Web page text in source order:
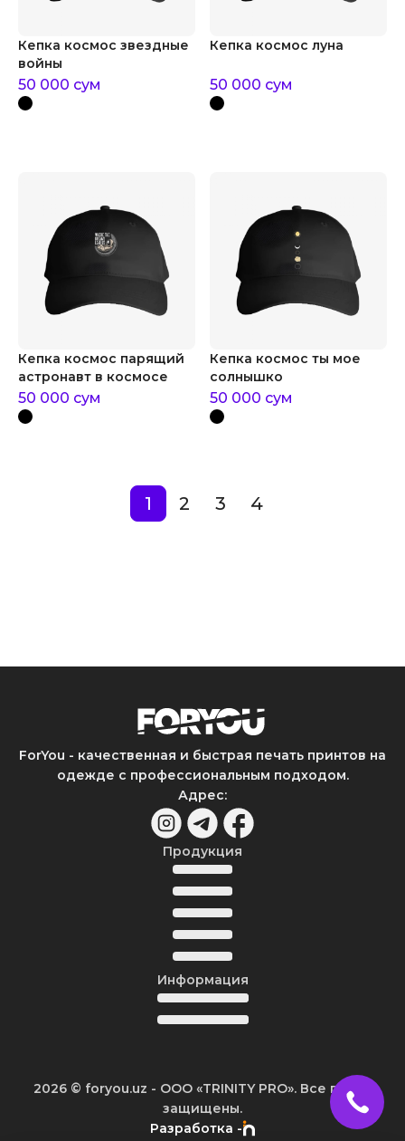
Кепка космос звездные
войны
50 000 сум
Кепка космос луна
50 000 сум
Кепка космос парящий
астронавт в космосе
50 000 сум
Кепка космос ты мое
солнышко
50 000 сум
1 2 3 4
ForYou - качественная и быстрая печать принтов на
одежде с профессиональным подходом.
Адрес:
Продукция
Информация
2026 © foryou.uz - ООО «TRINITY PRO». Все права
защищены.
Разработка -